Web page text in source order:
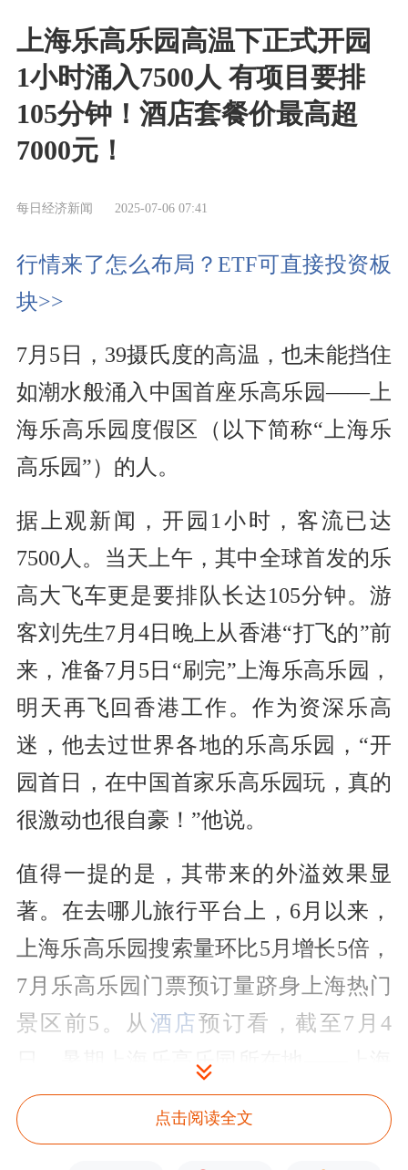
上海乐高乐园高温下正式开园
1小时涌入7500人 有项目要排
105分钟！酒店套餐价最高超
7000元！
每日经济新闻 2025-07-06 07:41
行情来了怎么布局？ETF可直接投资板
块>>
7月5日，39摄氏度的高温，也未能挡住
如潮水般涌入中国首座乐高乐园——上
海乐高乐园度假区（以下简称“上海乐
高乐园”）的人。
据上观新闻，开园1小时，客流已达
7500人。当天上午，其中全球首发的乐
高大飞车更是要排队长达105分钟。游
客刘先生7月4日晚上从香港“打飞的”前
来，准备7月5日“刷完”上海乐高乐园，
明天再飞回香港工作。作为资深乐高
迷，他去过世界各地的乐高乐园，“开
园首日，在中国首家乐高乐园玩，真的
很激动也很自豪！”他说。
值得一提的是，其带来的外溢效果显
著。在去哪儿旅行平台上，6月以来，
上海乐高乐园搜索量环比5月增长5倍，
7月乐高乐园门票预订量跻身上海热门
景区前5。从 酒店预订看，截至7月4
日，暑期上海乐高乐园所在地——上海
金山区的酒店预订量同比增长3.5倍。
与此同时，上海市金山区的民宿预订也
点击阅读全文